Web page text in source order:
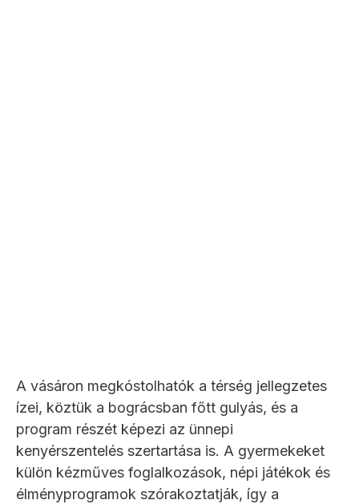
A vásáron megkóstolhatók a térség jellegzetes
ízei, köztük a bográcsban főtt gulyás, és a
program részét képezi az ünnepi
kenyérszentelés szertartása is. A gyermekeket
külön kézműves foglalkozások, népi játékok és
élményprogramok szórakoztatják, így a